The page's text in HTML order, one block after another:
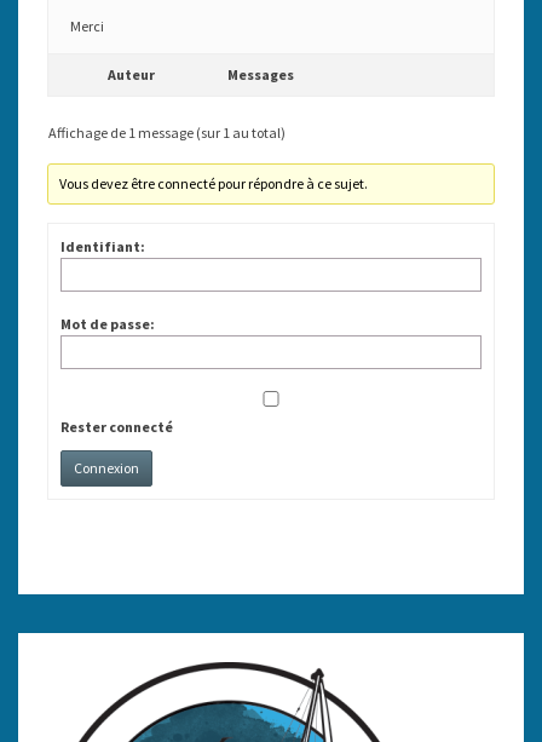
Merci
Auteur Messages
Affichage de 1 message (sur 1 au total)
Vous devez être connecté pour répondre à ce sujet.
Identifiant:
Mot de passe:
Rester connecté
Connexion